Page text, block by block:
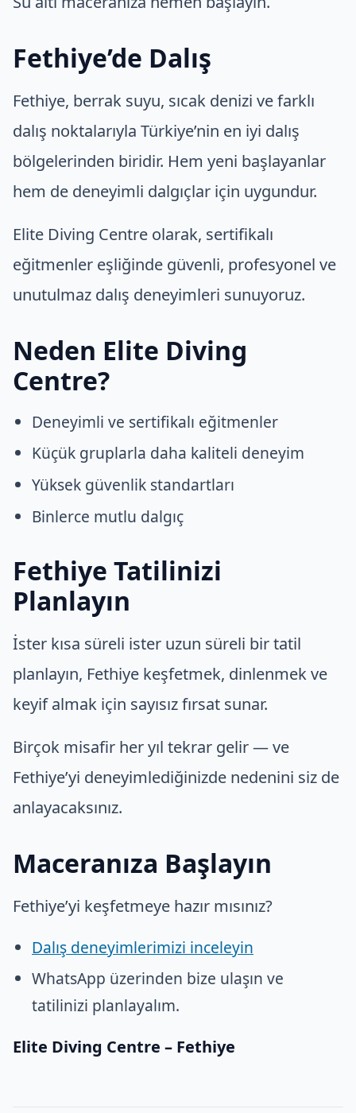
Fethiye’de Dalış
Fethiye, berrak suyu, sıcak denizi ve farklı
dalış noktalarıyla Türkiye’nin en iyi dalış
bölgelerinden biridir. Hem yeni başlayanlar
hem de deneyimli dalgıçlar için uygundur.
Elite Diving Centre olarak, sertifikalı
eğitmenler eşliğinde güvenli, profesyonel ve
unutulmaz dalış deneyimleri sunuyoruz.
Neden Elite Diving
Centre?
Deneyimli ve sertifikalı eğitmenler
Küçük gruplarla daha kaliteli deneyim
Yüksek güvenlik standartları
Binlerce mutlu dalgıç
Fethiye Tatilinizi
Planlayın
İster kısa süreli ister uzun süreli bir tatil
planlayın, Fethiye keşfetmek, dinlenmek ve
keyif almak için sayısız fırsat sunar.
Birçok misafir her yıl tekrar gelir — ve
Fethiye’yi deneyimlediğinizde nedenini siz de
anlayacaksınız.
Maceranıza Başlayın
Fethiye’yi keşfetmeye hazır mısınız?
Dalış deneyimlerimizi inceleyin
WhatsApp üzerinden bize ulaşın ve
tatilinizi planlayalım.
Elite Diving Centre – Fethiye